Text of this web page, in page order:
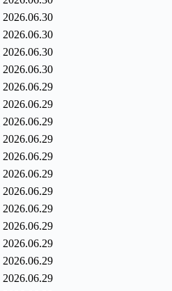
2026.06.30
2026.06.30
2026.06.30
2026.06.30
2026.06.29
2026.06.29
2026.06.29
2026.06.29
2026.06.29
2026.06.29
2026.06.29
2026.06.29
2026.06.29
2026.06.29
2026.06.29
2026.06.29